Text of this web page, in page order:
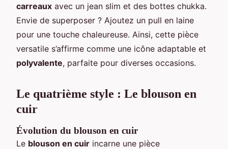
carreaux avec un jean slim et des bottes chukka.
Envie de superposer ? Ajoutez un pull en laine
pour une touche chaleureuse. Ainsi, cette pièce
versatile s’affirme comme une icône adaptable et
polyvalente, parfaite pour diverses occasions.
Le quatrième style : Le blouson en
cuir
Évolution du blouson en cuir
Le blouson en cuir incarne une pièce